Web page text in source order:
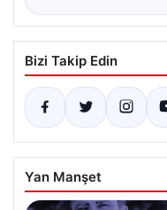
Bizi Takip Edin
Yan Manşet